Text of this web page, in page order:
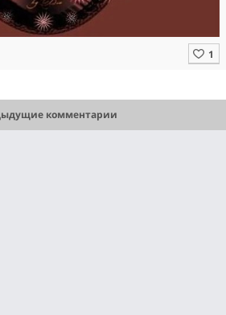
комментарии